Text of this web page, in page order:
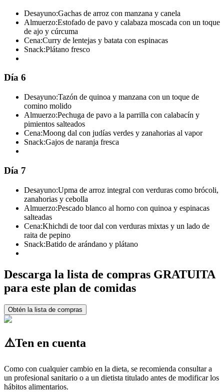
Desayuno:Gachas de arroz con manzana y canela
Almuerzo:Estofado de pavo y calabaza moscada con un toque
de ajo y cúrcuma
Cena:Curry de lentejas y batata con espinacas
Snack:Plátano fresco
Día 6
Desayuno:Tazón de quinoa y manzana con un toque de
comino molido
Almuerzo:Pechuga de pavo a la parrilla con calabacín y
pimientos salteados
Cena:Moong dal con judías verdes y zanahorias al vapor
Snack:Gajos de naranja fresca
Día 7
Desayuno:Upma de arroz integral con verduras como brócoli,
zanahorias y cebolla
Almuerzo:Pescado blanco al horno con quinoa y espinacas
salteadas
Cena:Khichdi de toor dal con verduras mixtas y un lado de
raita de pepino
Snack:Batido de arándano y plátano
Descarga la lista de compras GRATUITA
para este plan de comidas
Obtén la lista de compras
⚠️Ten en cuenta
Como con cualquier cambio en la dieta, se recomienda consultar a
un profesional sanitario o a un dietista titulado antes de modificar los
hábitos alimentarios.